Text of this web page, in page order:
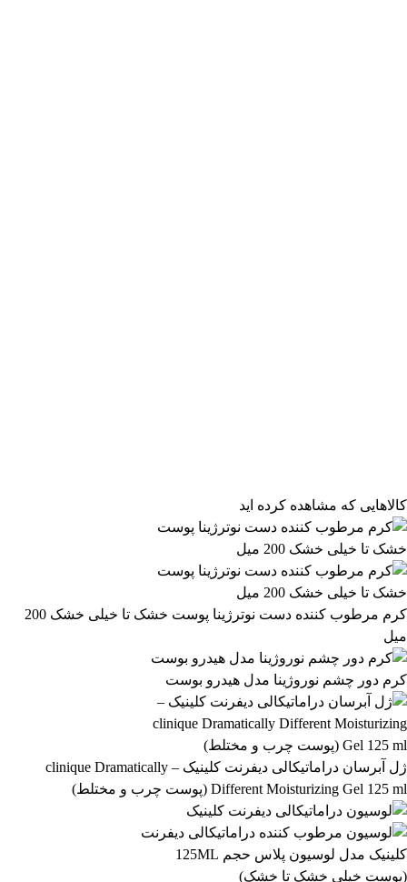
تومان
502,399 تومان
502,400 تومان
اعمال فیلتر قیمت
وضعیت کالا
نمایش کالاهای موجود
فیلتر بر اساس برند:
SHEGLAM 45
فیلتر بر اساس دسته بندی:
آرایشی و بهداشتی 558 بهداشتی و پوستی
رژ لب مدادی لچیک
مرتب‌سازی محصولات
مرتب‌سازی:
پیش‌فرض محبوب‌ترین بالاترین امتیاز
گران‌ترین موجودها اول
کالاهایی که مشاهده کرده اید
کرم مرطوب کننده دست نوترژینا پوست خشک تا خیلی خشک 200
میل
کرم دور چشم نوروژینا مدل هیدرو بوست
ژل آبرسان دراماتیکالی دیفرنت کلینیک – clinique Dramatically
Different Moisturizing Gel 125 ml (پوست چرب و مختلط)